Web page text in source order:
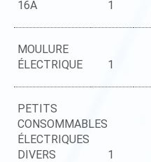
16A 1
MOULURE
ÉLECTRIQUE
1
PETITS
CONSOMMABLES
ÉLECTRIQUES
DIVERS
1